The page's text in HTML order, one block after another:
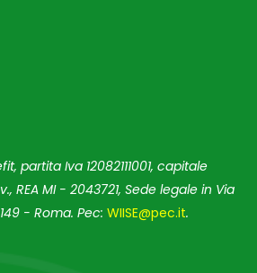
partita Iva 12082111001, capitale
REA MI - 2043721, Sede legale in Via
- Roma. Pec: WIISE@pec.it.